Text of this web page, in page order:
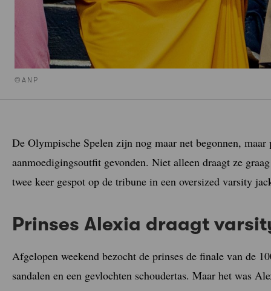
©ANP
De Olympische Spelen zijn nog maar net begonnen,
aanmoedigingsoutfit gevonden. Niet alleen draagt ze
twee keer gespot op de tribune in een oversized varsity
Prinses Alexia draagt
Afgelopen weekend bezocht de prinses de finale van de
sandalen en een gevlochten schoudertas. Maar het was